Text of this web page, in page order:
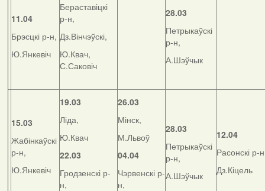
11.04
Брэсцкі р-н,
Ю.Янкевіч
Бераставіцкі
р-н,
Дз.Вінчэўскі,
Ю.Квач,
С.Саковіч
28.03
Петрыкаўскі
р-н,
А.Шэўчык
15.03
Жабінкаўскі
р-н,
Ю.Янкевіч
19.03
Ліда,
Ю.Квач
22.03
Гродзенскі р-
н,
26.03
Мінск,
М.Львоў
04.04
Чэрвенскі р-
н,
28.03
Петрыкаўскі
р-н,
А.Шэўчык
12.04
Расонскі р-
Дз.Кіцель